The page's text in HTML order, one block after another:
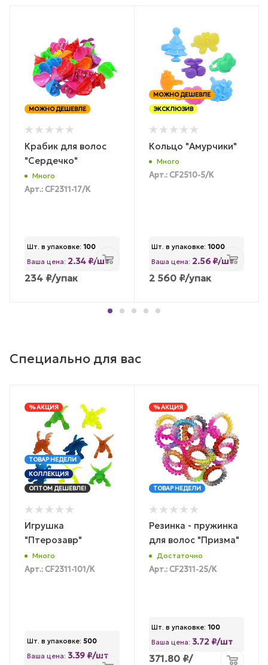
МОЖНО ДЕШЕВЛЕ
Крабик для волос
"Сердечко"
Много
Арт.: CF2311-17/К
Шт. в упаковке: 100
Ваша цена: 2.34 ₽/шт
234 ₽/упак
МОЖНО ДЕШЕВЛЕ
ЭКСКЛЮЗИВ
Кольцо "Амурчики"
Много
Арт.: CF2510-5/К
Шт. в упаковке: 1000
Ваша цена: 2.56 ₽/шт
2 560 ₽/упак
Специально для вас
% АКЦИЯ
ТОВАР НЕДЕЛИ
КОЛЛЕКЦИЯ
ОПТОМ ДЕШЕВЛЕ!
Игрушка
"Птерозавр"
Много
Арт.: CF2311-101/К
Шт. в упаковке: 500
Ваша цена: 3.39 ₽/шт
% АКЦИЯ
ТОВАР НЕДЕЛИ
Резинка - пружинка
для волос "Призма"
Достаточно
Арт.: CF2311-25/К
Шт. в упаковке: 100
Ваша цена: 3.72 ₽/шт
371.80 ₽/